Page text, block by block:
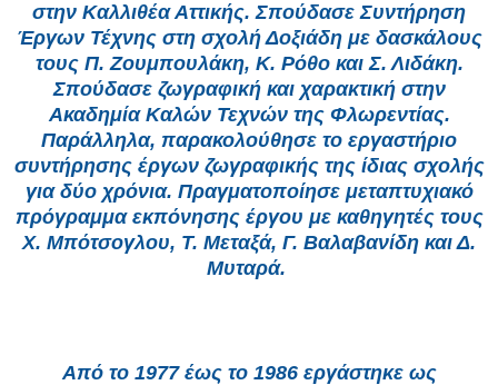
στην Καλλιθέα Αττικής. Σπούδασε Συντήρηση
Έργων Τέχνης στη σχολή Δοξιάδη με δασκάλους
τους Π. Ζουμπουλάκη, Κ. Ρόθο και Σ. Λιδάκη.
Σπούδασε ζωγραφική και χαρακτική στην
Ακαδημία Καλών Τεχνών της Φλωρεντίας.
Παράλληλα, παρακολούθησε το εργαστήριο
συντήρησης έργων ζωγραφικής της ίδιας σχολής
για δύο χρόνια. Πραγματοποίησε μεταπτυχιακό
πρόγραμμα εκπόνησης έργου με καθηγητές τους
Χ. Μπότσογλου, Τ. Μεταξά, Γ. Βαλαβανίδη και Δ.
Μυταρά.
Από το 1977 έως το 1986 εργάστηκε ως